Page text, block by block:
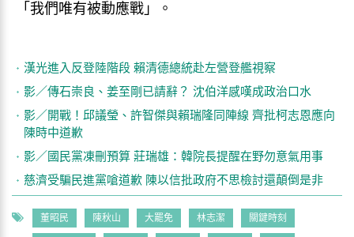
「我們唯有被動應戰」。
漢光進入反登陸階段 賴清德總統赴左營登艦視察
影／傳石崇良、姜至剛已請辭？ 沈伯洋感嘆成政治口水
影／開戰！邱議瑩、許智傑與賴瑞隆同陣線 齊批柯志恩應向
陳時中道歉
影／國民黨凍刪預算 莊瑞雄：韓院長提醒在野勿意氣用事
慈濟受騙民進黨嗆道歉 陳以信批政府不思檢討還顛倒是非
董昭民 陳秋山 大罷免 林志潔 關鍵時刻